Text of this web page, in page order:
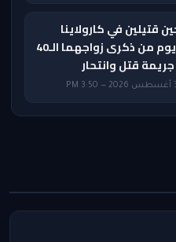
قتيلين في كارولاينا
الشمالية بعد يوم من ذكرى زواجهما الـ40
قتل وانتحار